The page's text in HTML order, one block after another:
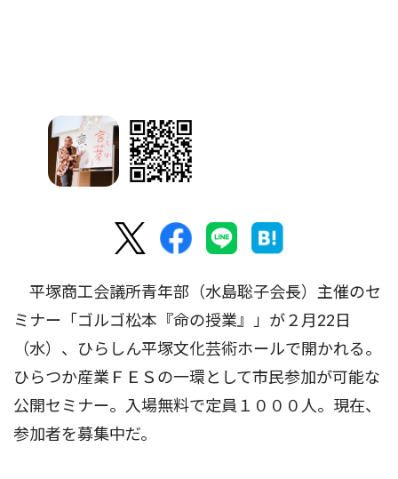
平塚商工会議所青年部（水島聡子会長）主催のセ
ミナー「ゴルゴ松本『命の授業』」が２月22日
（水）、ひらしん平塚文化芸術ホールで開かれる。
ひらつか産業ＦＥＳの一環として市民参加が可能な
公開セミナー。入場無料で定員１０００人。現在、
参加者を募集中だ。